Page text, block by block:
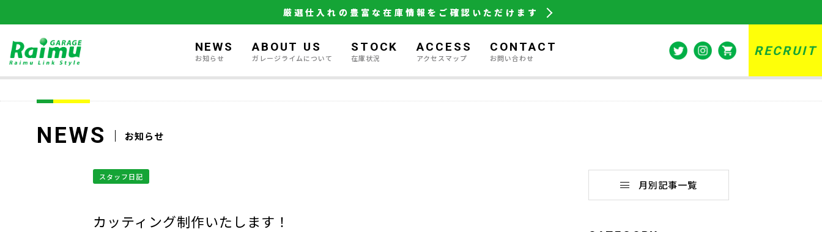
厳選仕入れの豊富な在庫情報をご確認いただけます
NEWS
お知らせ
ABOUT US
ガレージライムについて
STOCK
在庫状況
ACCESS
アクセスマップ
CONTACT
お問い合わせ
RECRUIT
NEWS お知らせ
スタッフ日記
カッティング制作いたします！
月別記事一覧